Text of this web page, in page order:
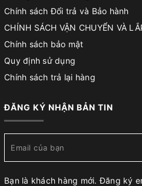
Chính sách Đổi trả và Bảo hành
CHÍNH SÁCH VẬN CHUYỂN VÀ
Chính sách bảo mật
Quy định sử dụng
Chính sách trả lại hàng
ĐĂNG KÝ NHẬN BẢN TIN
Bạn là khách hàng mới. Đăng ký